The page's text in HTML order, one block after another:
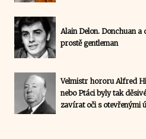
Alain Delon. Donchuan
prostě gentleman
Velmistr hororu Alfred
nebo Ptáci byly tak
zavírat oči s otevřenými